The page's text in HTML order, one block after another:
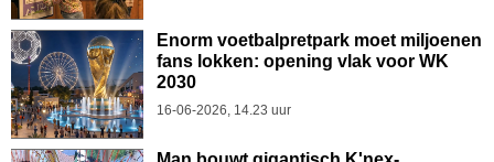
Enorm voetbalpretpark moet miljoenen
fans lokken: opening vlak voor WK
2030
16-06-2026, 14.23 uur